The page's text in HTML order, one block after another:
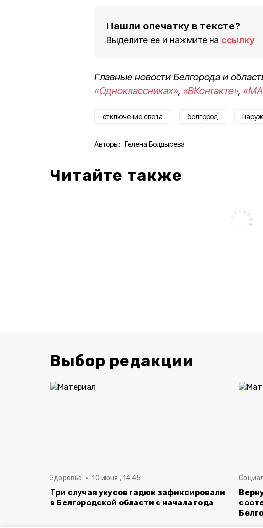
Нашли опечатку в тексте?
Выделите ее и нажмите на ссылку
Главные новости Белгорода и
«Одноклассниках», «ВКонтакте»,
отключение света белгород
Авторы: Гелена Болдырева
Читайте также
Выбор редакции
Здоровье 10 июня , 14:45
Три случая укусов гадюк зафиксировали
в Белгородской области с начала года